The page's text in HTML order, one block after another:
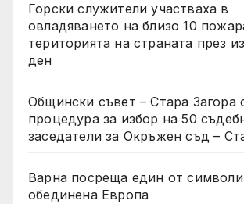
Горски служители участваха в
овладяването на близо 10
територията на страната през
ден
Общински съвет – Стара Загора
процедура за избор на 50
заседатели за Окръжен съд –
Варна посреща един от
обединена Европа